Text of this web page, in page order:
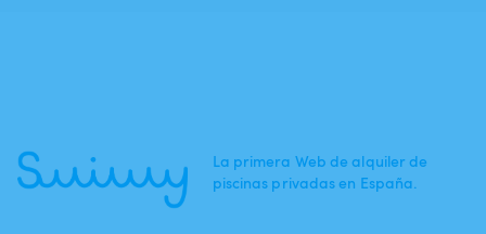
La primera Web de alquiler de
piscinas privadas en España.